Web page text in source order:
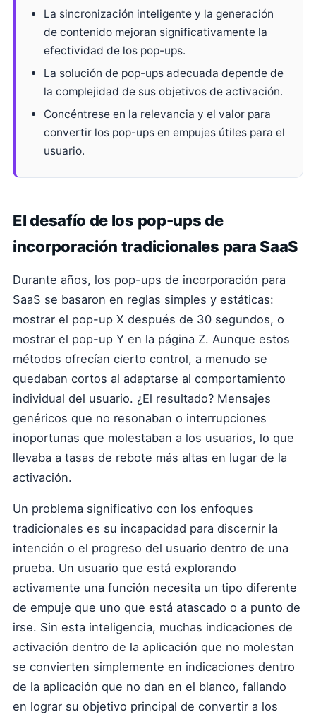
La sincronización inteligente y la generación
de contenido mejoran significativamente la
efectividad de los pop-ups.
La solución de pop-ups adecuada depende de
la complejidad de sus objetivos de activación.
Concéntrese en la relevancia y el valor para
convertir los pop-ups en empujes útiles para el
usuario.
El desafío de los pop-ups de
incorporación tradicionales para SaaS
Durante años, los pop-ups de incorporación para
SaaS se basaron en reglas simples y estáticas:
mostrar el pop-up X después de 30 segundos, o
mostrar el pop-up Y en la página Z. Aunque estos
métodos ofrecían cierto control, a menudo se
quedaban cortos al adaptarse al comportamiento
individual del usuario. ¿El resultado? Mensajes
genéricos que no resonaban o interrupciones
inoportunas que molestaban a los usuarios, lo que
llevaba a tasas de rebote más altas en lugar de la
activación.
Un problema significativo con los enfoques
tradicionales es su incapacidad para discernir la
intención o el progreso del usuario dentro de una
prueba. Un usuario que está explorando
activamente una función necesita un tipo diferente
de empuje que uno que está atascado o a punto de
irse. Sin esta inteligencia, muchas indicaciones de
activación dentro de la aplicación que no molestan
se convierten simplemente en indicaciones dentro
de la aplicación que no dan en el blanco, fallando
en lograr su objetivo principal de convertir a los